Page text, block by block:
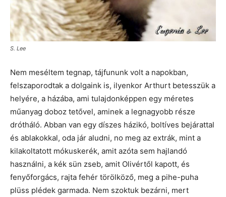
S. Lee
Nem meséltem tegnap, tájfununk volt a napokban,
felszaporodtak a dolgaink is, ilyenkor Arthurt betesszük a
helyére, a házába, ami tulajdonképpen egy méretes
műanyag doboz tetővel, aminek a legnagyobb része
drótháló. Abban van egy díszes házikó, boltíves bejárattal
és ablakokkal, oda jár aludni, no meg az extrák, mint a
kilakoltatott mókuskerék, amit azóta sem hajlandó
használni, a kék sün zseb, amit Olivértől kapott, és
fenyőforgács, rajta fehér törölköző, meg a pihe-puha
plüss plédek garmada. Nem szoktuk bezárni, mert